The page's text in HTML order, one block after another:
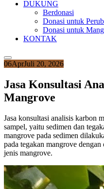
DUKUNG
Berdonasi
Donasi untuk
Donasi untuk
KONTAK
06AprJuli 20, 2026
Jasa Konsultasi
Mangrove
Jasa konsultasi analisis karbon
sampel, yaitu sedimen dan
mangrove pada sedimen
pada tegakan mangrove
jenis mangrove.